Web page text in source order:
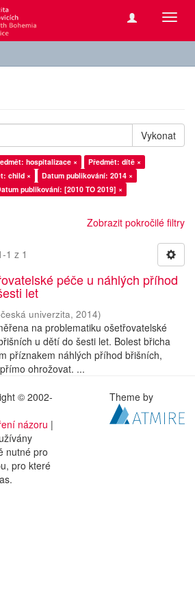
Vykonat
hospitalizace ×
Předmět: dítě ×
child ×
Datum publikování: 2014 ×
publikování: [2010 TO 2019] ×
Zobrazit pokročilé filtry
1 z 1
péče u náhlých příhod
let
univerzita, 2014)
na problematiku ošetřovatelské
u dětí do šesti let. Bolest břicha
příznakem náhlých příhod břišních,
ohrožovat. ...
© 2002-
názoru |
nutné pro
pro které
Theme by